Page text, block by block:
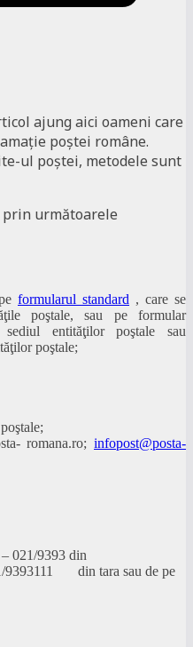
ajung aici oameni care
poștei române.
ul poștei, metodele sunt
prin următoarele
formularul standard , care se
poştale, sau pe formular
sediul entităţilor poştale sau
poştale;
romana.ro; infopost@posta-
021/9393 din
din tara sau de pe